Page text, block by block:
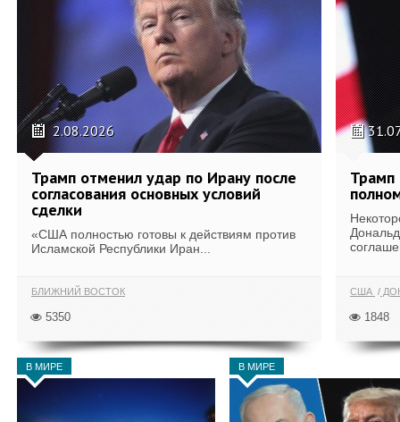
2.08.2026
Трамп отменил удар по Ирану после
согласования основных условий
сделки
«США полностью готовы к действиям против
Исламской Республики Иран...
БЛИЖНИЙ ВОСТОК
5350
Трамп
США
1848
В МИРЕ В МИРЕ